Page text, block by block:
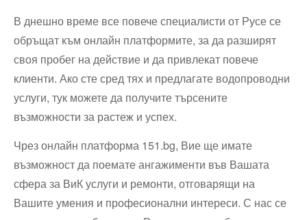
В днешно време все повече специалисти от Русе се
обръщат към онлайн платформите, за да разширят
своя пробег на действие и да привлекат повече
клиенти. Ако сте сред тях и предлагате водопроводни
услуги, тук можете да получите търсените
възможности за растеж и успех.
Чрез онлайн платформа 151.bg, Вие ще имате
възможност да поемате ангажименти във Вашата
сфера за ВиК услуги и ремонти, отговарящи на
Вашите умения и професионални интереси. С нас се